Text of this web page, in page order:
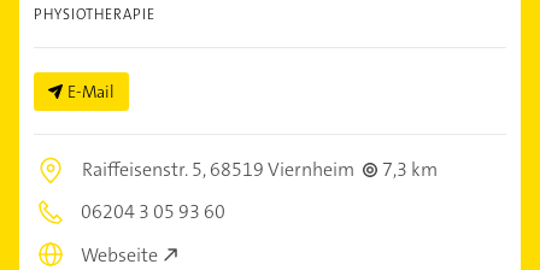
PHYSIOTHERAPIE
E-Mail
Raiffeisenstr. 5,68519 Viernheim
7,3 km
06204 3 05 93 60
Webseite